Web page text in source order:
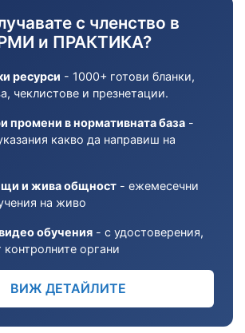
с членство в
и ПРАКТИКА?
ресурси - 1000+ готови бланки,
чеклистове и презнетации.
промени в нормативната база -
какво да направиш на
и жива общност - ежемесечни
на живо
обучения - с удостоверения,
контролните органи
ВИЖ ДЕТАЙЛИТЕ